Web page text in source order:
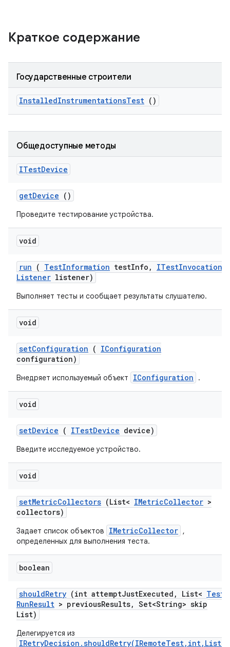
Краткое содержание
Государственные строители
InstalledInstrumentationsTest ()
Общедоступные методы
ITestDevice
getDevice ()
Проведите тестирование устройства.
void
run ( TestInformation testInfo , ITestInvocation
Listener listener)
Выполняет тесты и сообщает результаты слушателю.
void
setConfiguration ( IConfiguration
configuration)
Внедряет используемый объект IConfiguration .
void
setDevice ( ITestDevice device)
Введите исследуемое устройство.
void
setMetricCollectors (List< IMetricCollector >
collectors)
Задает список объектов IMetricCollector ,
определенных для выполнения теста.
boolean
shouldRetry (int attemptJustExecuted , List< Test
RunResult > previousResults, Set<String> skip
List)
Делегируется из
IRetryDecision.shouldRetry(IRemoteTest,int,List)